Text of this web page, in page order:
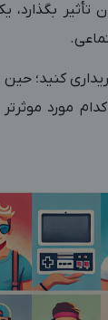
تأثیر
کنید؛ حین
مورد